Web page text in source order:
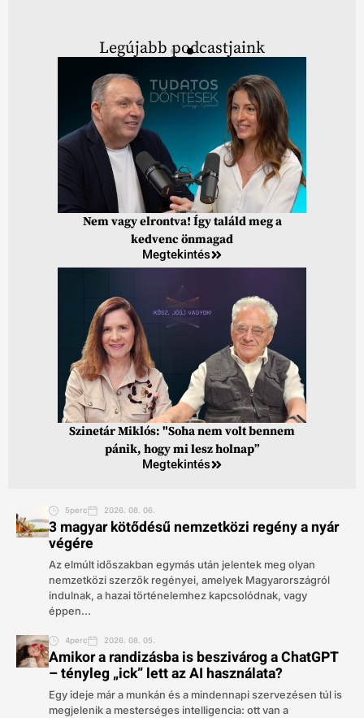
Legújabb podcastjaink
Nem vagy elrontva! Így találd meg a
kedvenc önmagad
Megtekintés
Szinetár Miklós: "Soha nem volt bennem
pánik, hogy mi lesz holnap”
Megtekintés
5perc 2026. 08. 06.
3 magyar kötődésű nemzetközi regény a nyár
végére
Az elmúlt időszakban egymás után jelentek meg olyan
nemzetközi szerzők regényei, amelyek Magyarországról
indulnak, a hazai történelemhez kapcsolódnak, vagy
éppen...
4perc 2026. 08. 05.
Amikor a randizásba is beszivárog a ChatGPT
– tényleg „ick” lett az AI használata?
Egy ideje már a munkán és a mindennapi szervezésen túl is
megjelenik a mesterséges intelligencia: ott van a